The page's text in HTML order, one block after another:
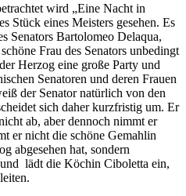
wird „Eine Nacht in
Stück eines Meisters gesehen. Es
Senators Bartolomeo Delaqua,
Frau des Senators unbedingt
Herzog eine große Party und
Senatoren und deren Frauen
der Senator natürlich von den
sich daher kurzfristig um. Er
ab, aber dennoch nimmt er
er nicht die schöne Gemahlin
abgesehen hat, sondern
lädt die Köchin Ciboletta ein,